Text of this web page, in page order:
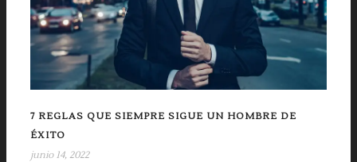
7 REGLAS QUE SIEMPRE SIGUE UN HOMBRE DE
ÉXITO
junio 14, 2022